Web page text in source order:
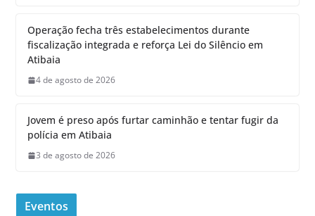
Operação fecha três estabelecimentos durante
fiscalização integrada e reforça Lei do Silêncio em
Atibaia
4 de agosto de 2026
Jovem é preso após furtar caminhão e tentar fugir da
polícia em Atibaia
3 de agosto de 2026
Eventos